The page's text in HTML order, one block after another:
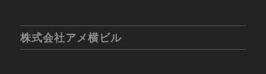
株式会社アメ横ビル